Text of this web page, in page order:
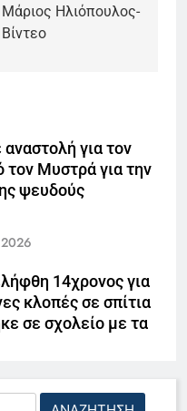
Μάριος Ηλιόπουλος-
Βίντεο
αναστολή για τον
τον Μυστρά για την
ψευδούς
14χρονος για
κλοπές σε σπίτια
σε σχολείο με τα
Στάθης στο